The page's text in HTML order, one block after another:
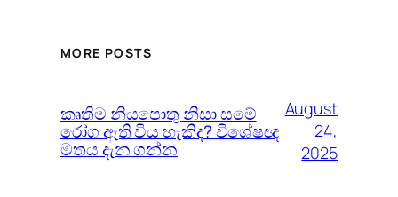
MORE POSTS
කෘතිම නියපොතු නිසා සමේ
රෝග ඇති විය හැකිද? විශේෂඥ
මතය දැන ගන්න
August
24,
2025